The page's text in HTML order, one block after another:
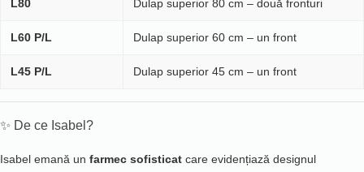
L80 Dulap superior 80 cm – două fronturi
L60 P/L Dulap superior 60 cm – un front
L45 P/L Dulap superior 45 cm – un front
✨ De ce Isabel?
Isabel emană un farmec sofisticat care evidențiază designul